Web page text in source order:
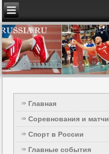
Главная
Соревнования и матчи
Спорт в России
Главные события